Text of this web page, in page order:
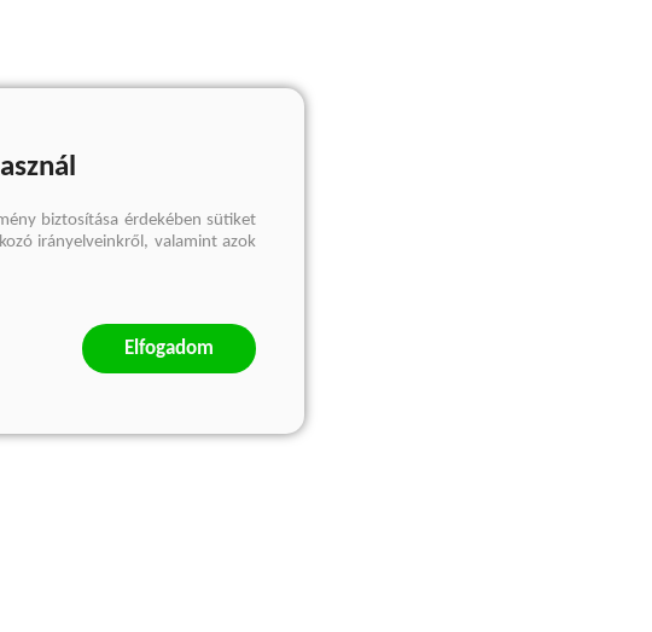
biztosítása érdekében sütiket
irányelveinkről, valamint azok
Elfogadom